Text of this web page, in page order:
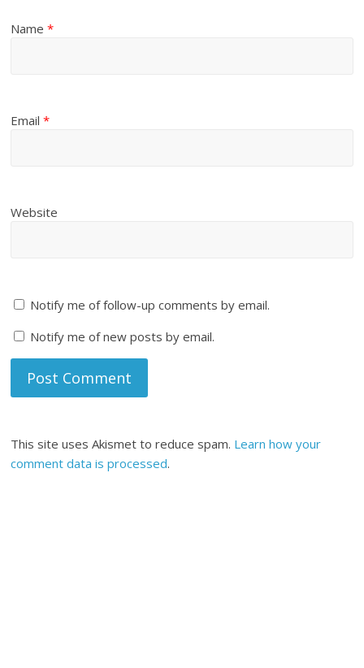
Name*
Email*
Website
Notify me of follow-up comments by email.
Notify me of new posts by email.
This site uses Akismet to reduce spam. Learn how your
comment data is processed.